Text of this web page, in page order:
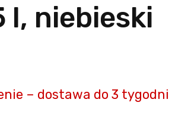
l, niebieski
– dostawa do 3 tygodni